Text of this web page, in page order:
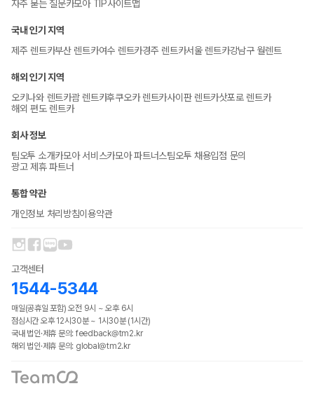
자주 묻는 질문카모아 TIP사이트맵
국내 인기 지역
제주 렌트카부산 렌트카여수 렌트카경주 렌트카서울 렌트카강남구 월렌트
해외 인기 지역
오키나와 렌트카괌 렌트카후쿠오카 렌트카사이판 렌트카삿포로 렌트카
해외 편도 렌트카
회사 정보
팀오투 소개카모아 서비스카모아 파트너스팀오투 채용입점 문의
광고 제휴 파트너
통합 약관
개인정보 처리방침이용약관
고객센터
1544-5344
매일(공휴일 포함) 오전 9시 ~ 오후 6시
점심시간 오후 12시30분 ~ 1시30분 (1시간)
국내 법인·제휴 문의: feedback@tm2.kr
해외 법인·제휴 문의: global@tm2.kr